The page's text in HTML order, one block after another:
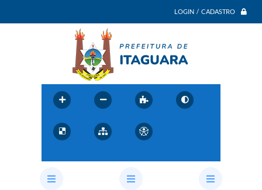
LOGIN / CADASTRO